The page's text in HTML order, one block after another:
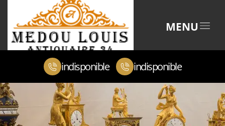
MENU
indisponible indisponible